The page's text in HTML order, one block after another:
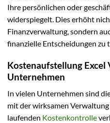
Ihre persönlichen oder
widerspiegelt. Dies erhöht
Finanzverwaltung, sondern
finanzielle Entscheidungen zu
Kostenaufstellung Excel
Unternehmen
In vielen Unternehmen sind
mit der wirksamen
laufenden Kostenkontrolle